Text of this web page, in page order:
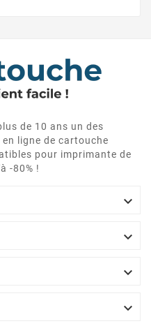
de 10 ans un des
en ligne de cartouche
pour imprimante de
-80% !



